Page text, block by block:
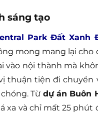
sáng tạo
Park Đất Xanh
mong mang lại cho
vào nội thành mà
thuận tiện đi chuyển
Từ dự án Buôn
xa và chỉ mất 25 phút